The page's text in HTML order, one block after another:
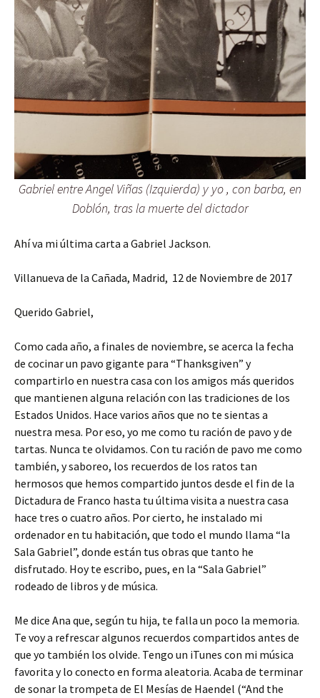
Gabriel entre Angel Viñas (Izquierda) y yo , con barba, en
Doblón, tras la muerte del dictador
Ahí va mi última carta a Gabriel Jackson.
Villanueva de la Cañada, Madrid, 12 de Noviembre de 2017
Querido Gabriel,
Como cada año, a finales de noviembre, se acerca la fecha
de cocinar un pavo gigante para “Thanksgiven” y
compartirlo en nuestra casa con los amigos más queridos
que mantienen alguna relación con las tradiciones de los
Estados Unidos. Hace varios años que no te sientas a
nuestra mesa. Por eso, yo me como tu ración de pavo y de
tartas. Nunca te olvidamos. Con tu ración de pavo me como
también, y saboreo, los recuerdos de los ratos tan
hermosos que hemos compartido juntos desde el fin de la
Dictadura de Franco hasta tu última visita a nuestra casa
hace tres o cuatro años. Por cierto, he instalado mi
ordenador en tu habitación, que todo el mundo llama “la
Sala Gabriel”, donde están tus obras que tanto he
disfrutado. Hoy te escribo, pues, en la “Sala Gabriel”
rodeado de libros y de música.
Me dice Ana que, según tu hija, te falla un poco la memoria.
Te voy a refrescar algunos recuerdos compartidos antes de
que yo también los olvide. Tengo un iTunes con mi música
favorita y lo conecto en forma aleatoria. Acaba de terminar
de sonar la trompeta de El Mesías de Haendel (“And the